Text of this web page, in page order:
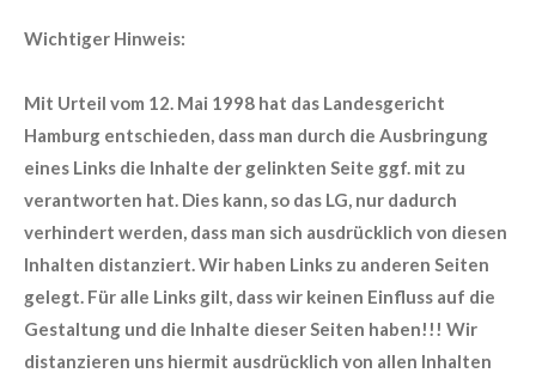
Wichtiger Hinweis:
Mit Urteil vom 12. Mai 1998 hat das Landesgericht
Hamburg entschieden, dass man durch die Ausbringung
eines Links die Inhalte der gelinkten Seite ggf. mit zu
verantworten hat. Dies kann, so das LG, nur dadurch
verhindert werden, dass man sich ausdrücklich von diesen
Inhalten distanziert. Wir haben Links zu anderen Seiten
gelegt. Für alle Links gilt, dass wir keinen Einfluss auf die
Gestaltung und die Inhalte dieser Seiten haben!!! Wir
distanzieren uns hiermit ausdrücklich von allen Inhalten